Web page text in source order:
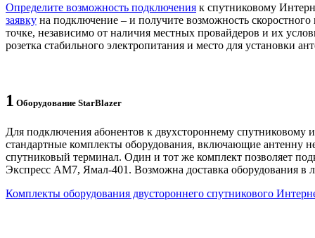
Определите возможность подключения к спутниковому
заявку на подключение – и получите возможность
точке, независимо от наличия местных провайдеров и их
розетка стабильного электропитания и место для установки
1 Оборудование StarBlazer
Для подключения абонентов к двухстороннему спутниковому
стандартные комплекты оборудования, включающие антенну
спутниковый терминал. Один и тот же комплект позволяет
Экспресс АМ7, Ямал-401. Возможна доставка оборудования в
Комплекты оборудования двустороннего спутникового